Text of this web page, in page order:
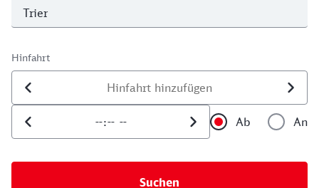
Hinfahrt
Datum der Hinfahrt
Uhrzeit der Hinfahrt
Ab
An